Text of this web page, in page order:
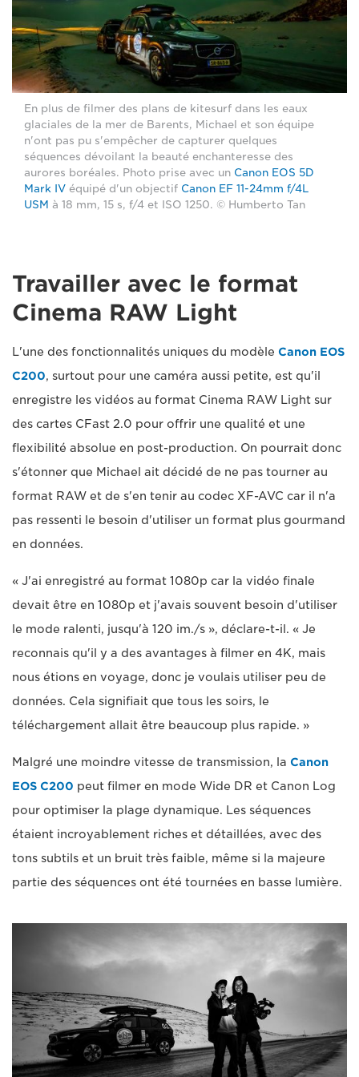
En plus de filmer des plans de kitesurf dans les eaux
glaciales de la mer de Barents, Michael et son équipe
n'ont pas pu s'empêcher de capturer quelques
séquences dévoilant la beauté enchanteresse des
aurores boréales. Photo prise avec un Canon EOS 5D
Mark IV équipé d'un objectif Canon EF 11-24mm f/4L
USM à 18 mm, 15 s, f/4 et ISO 1250. © Humberto Tan
Travailler avec le format
Cinema RAW Light
L'une des fonctionnalités uniques du modèle Canon EOS
C200, surtout pour une caméra aussi petite, est qu'il
enregistre les vidéos au format Cinema RAW Light sur
des cartes CFast 2.0 pour offrir une qualité et une
flexibilité absolue en post-production. On pourrait donc
s'étonner que Michael ait décidé de ne pas tourner au
format RAW et de s'en tenir au codec XF-AVC car il n'a
pas ressenti le besoin d'utiliser un format plus gourmand
en données.
« J'ai enregistré au format 1080p car la vidéo finale
devait être en 1080p et j'avais souvent besoin d'utiliser
le mode ralenti, jusqu'à 120 im./s », déclare-t-il. « Je
reconnais qu'il y a des avantages à filmer en 4K, mais
nous étions en voyage, donc je voulais utiliser peu de
données. Cela signifiait que tous les soirs, le
téléchargement allait être beaucoup plus rapide. »
Malgré une moindre vitesse de transmission, la Canon
EOS C200 peut filmer en mode Wide DR et Canon Log
pour optimiser la plage dynamique. Les séquences
étaient incroyablement riches et détaillées, avec des
tons subtils et un bruit très faible, même si la majeure
partie des séquences ont été tournées en basse lumière.